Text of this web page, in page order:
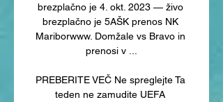
brezplačno je 4. okt. 2023 — živo
brezplačno je 5AŠK ‎prenos NK
Mariborwww. Domžale vs Bravo in
prenosi v ...
PREBERITE VEČ Ne spreglejte Ta
teden ne zamudite UEFA